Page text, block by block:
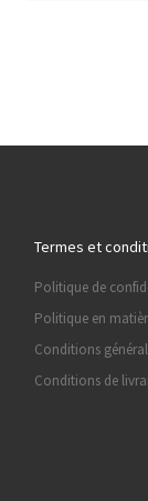
Termes et
Politique de
Politique en
Conditions
Conditions de